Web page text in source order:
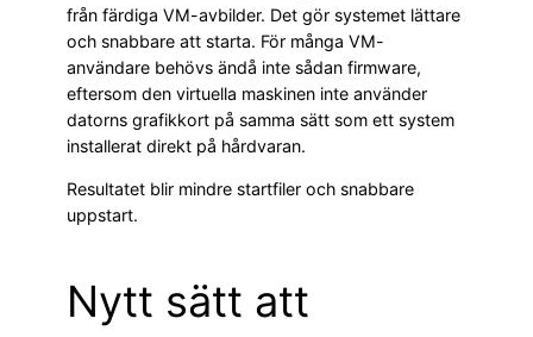
från färdiga VM-avbilder. Det gör systemet lättare
och snabbare att starta. För många VM-
användare behövs ändå inte sådan firmware,
eftersom den virtuella maskinen inte använder
datorns grafikkort på samma sätt som ett system
installerat direkt på hårdvaran.
Resultatet blir mindre startfiler och snabbare
uppstart.
Nytt sätt att